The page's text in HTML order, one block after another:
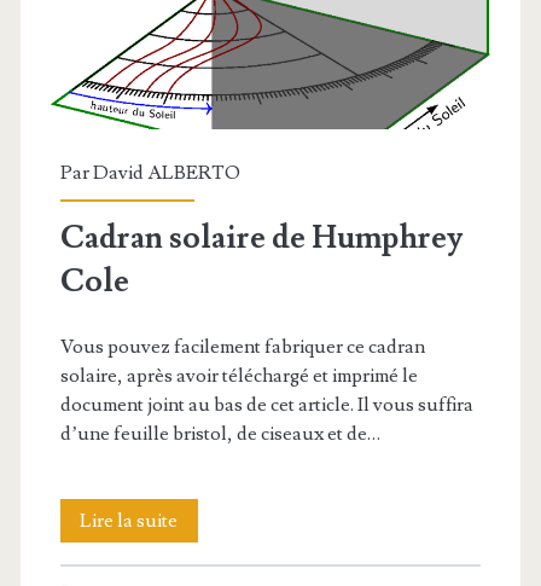
ParDavid ALBERTO
Cadran solaire de Humphrey
Cole
Vous pouvez facilement fabriquer ce cadran
solaire, après avoir téléchargé et imprimé le
document joint au bas de cet article. Il vous suffira
d’une feuille bristol, de ciseaux et de…
Lire la suite
solaire